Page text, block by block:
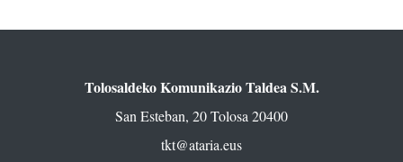
Tolosaldeko Komunikazio Taldea S.M.
San Esteban, 20 Tolosa 20400
tkt@ataria.eus